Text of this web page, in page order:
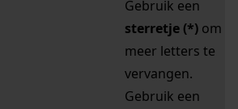
Gebruik een
sterretje (*) om
meer letters te
vervangen.
Gebruik een